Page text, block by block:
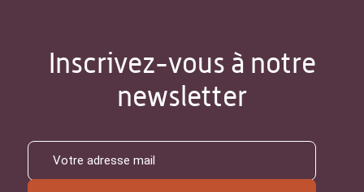
Inscrivez-vous à notre
newsletter